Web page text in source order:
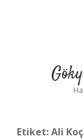
Etiket:Ali